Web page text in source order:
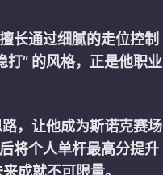
长通过细腻的走位控制
打” 的风格，正是他职业
，让他成为斯诺克赛场
将个人单杆最高分提升
成就不可限量。